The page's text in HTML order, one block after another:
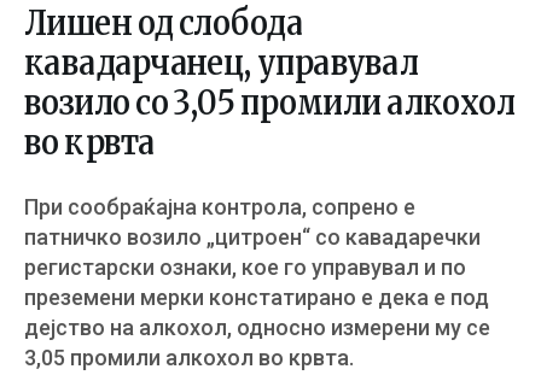
Лишен од слобода
кавадарчанец, управувал
возило со 3,05 промили алкохол
во крвта
При сообраќајна контрола, сопрено е
патничко возило „цитроен“ со кавадаречки
регистарски ознаки, кое го управувал и по
преземени мерки констатирано е дека е под
дејство на алкохол, односно измерени му се
3,05 промили алкохол во крвта.